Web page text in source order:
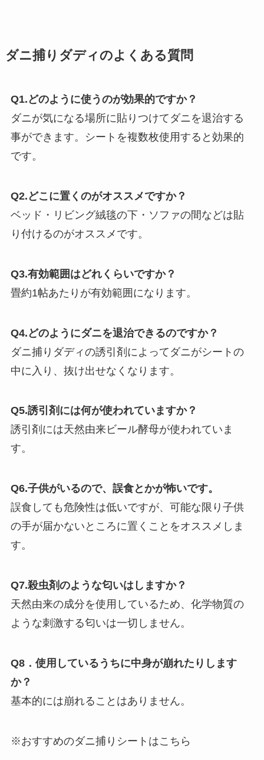
ダニ捕りダディのよくある質問
Q1.どのように使うのが効果的ですか？
ダニが気になる場所に貼りつけてダニを退治する
事ができます。シートを複数枚使用すると効果的
です。
Q2.どこに置くのがオススメですか？
ベッド・リビング絨毯の下・ソファの間などは貼
り付けるのがオススメです。
Q3.有効範囲はどれくらいですか？
畳約1帖あたりが有効範囲になります。
Q4.どのようにダニを退治できるのですか？
ダニ捕りダディの誘引剤によってダニがシートの
中に入り、抜け出せなくなります。
Q5.誘引剤には何が使われていますか？
誘引剤には天然由来ビール酵母が使われていま
す。
Q6.子供がいるので、誤食とかが怖いです。
誤食しても危険性は低いですが、可能な限り子供
の手が届かないところに置くことをオススメしま
す。
Q7.殺虫剤のような匂いはしますか？
天然由来の成分を使用しているため、化学物質の
ような刺激する匂いは一切しません。
Q8．使用しているうちに中身が崩れたりします
か？
基本的には崩れることはありません。
※おすすめのダニ捕りシートはこちら